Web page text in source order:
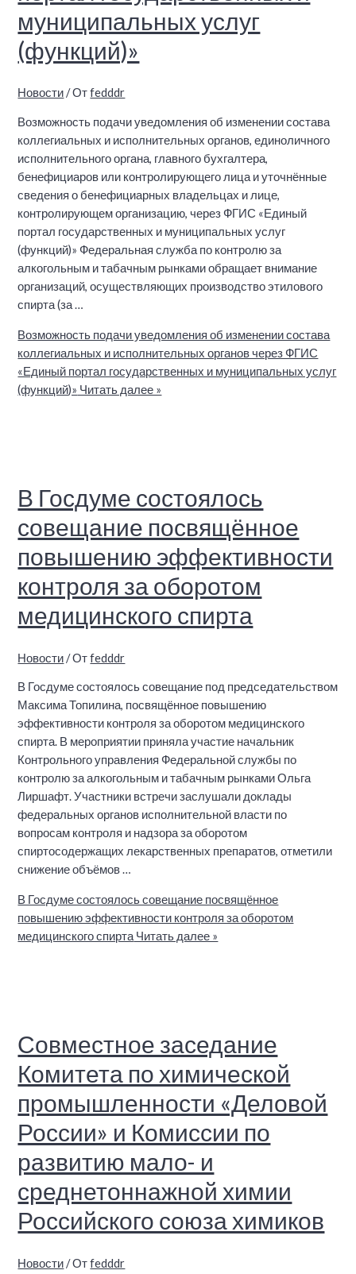
муниципальных услуг
(функций)»
Новости/ Отfedddr
Возможность подачи уведомления об изменении состава
коллегиальных и исполнительных органов, единоличного
исполнительного органа, главного бухгалтера,
бенефициаров или контролирующего лица и уточнённые
сведения о бенефициарных владельцах и лице,
контролирующем организацию, через ФГИС «Единый
портал государственных и муниципальных услуг
(функций)» Федеральная служба по контролю за
алкогольным и табачным рынками обращает внимание
организаций, осуществляющих производство этилового
спирта (за …
Возможность подачи уведомления об изменении состава
коллегиальных и исполнительных органов через ФГИС
«Единый портал государственных и муниципальных услуг
(функций)» Читать далее »
В Госдуме состоялось
совещание посвящённое
повышению эффективности
контроля за оборотом
медицинского спирта
Новости/ Отfedddr
В Госдуме состоялось совещание под председательством
Максима Топилина, посвящённое повышению
эффективности контроля за оборотом медицинского
спирта. В мероприятии приняла участие начальник
Контрольного управления Федеральной службы по
контролю за алкогольным и табачным рынками Ольга
Лиршафт. Участники встречи заслушали доклады
федеральных органов исполнительной власти по
вопросам контроля и надзора за оборотом
спиртосодержащих лекарственных препаратов, отметили
снижение объёмов …
В Госдуме состоялось совещание посвящённое
повышению эффективности контроля за оборотом
медицинского спирта Читать далее »
Совместное заседание
Комитета по химической
промышленности «Деловой
России» и Комиссии по
развитию мало- и
среднетоннажной химии
Российского союза химиков
Новости/ Отfedddr